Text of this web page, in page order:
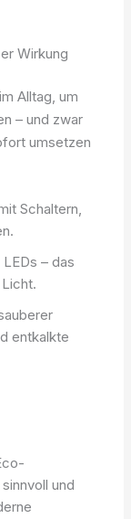
Wirkung
Alltag, um
– und zwar
umsetzen
Schaltern,
– das
entkalkte
und